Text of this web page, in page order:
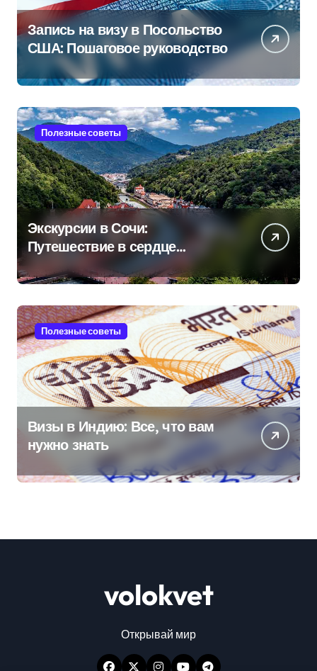
Запись на визу в Посольство
США: Пошаговое руководство
Полезные советы
Экскурсии в Сочи:
Путешествие в сердце
Черноморского курорта
Полезные советы
Визы в Индию: Все, что вам
нужно знать
volokvet
Открывай мир